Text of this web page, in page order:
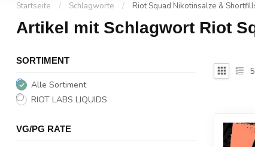
Startseite / Schlagworte / Riot Squad Nikotinsalze &
Artikel mit Schlagwort Riot
SORTIMENT
Alle Sortiment
RIOT LABS LIQUIDS
VG/PG RATE
5